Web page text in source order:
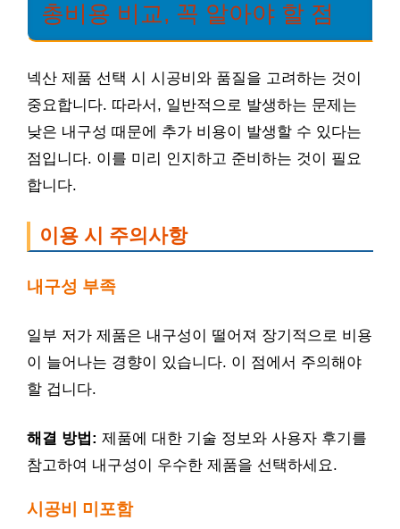
총비용 비교, 꼭 알아야 할 점
넥산 제품 선택 시 시공비와 품질을 고려하는 것이
중요합니다. 따라서, 일반적으로 발생하는 문제는
낮은 내구성 때문에 추가 비용이 발생할 수 있다는
점입니다. 이를 미리 인지하고 준비하는 것이 필요
합니다.
이용 시 주의사항
내구성 부족
일부 저가 제품은 내구성이 떨어져 장기적으로 비용
이 늘어나는 경향이 있습니다. 이 점에서 주의해야
할 겁니다.
해결 방법: 제품에 대한 기술 정보와 사용자 후기를
참고하여 내구성이 우수한 제품을 선택하세요.
시공비 미포함